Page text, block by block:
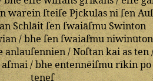
wareinſteiſePjckulas niſen
Schlāitſen ſwaiāſmu Swinton
/bhe ſenſwaiaſmuniwinūton
anlauſennien/Noſtankaiasten
aſmai/bhe entennēiſmurīkinpo
teneſ_